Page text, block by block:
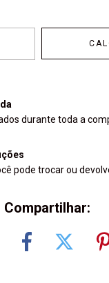
durante toda a
pode trocar ou
Compartilhar: